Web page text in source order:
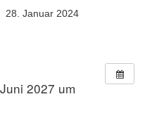
28. Januar 2024
2027 um